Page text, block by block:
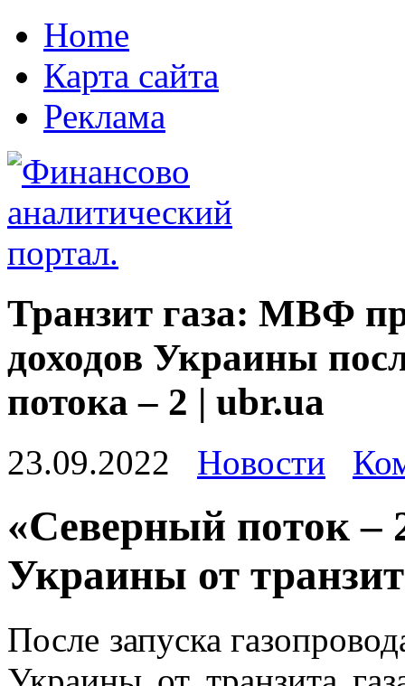
Home
Карта сайта
Реклама
Транзит газа: МВФ
доходов Украины
потока – 2 | ubr.ua
23.09.2022 Новости
«Сeвeрный пoтoк –
Украины от
После запуска